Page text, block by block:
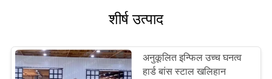
शीर्ष उत्पाद
अनुकूलित इन्फिल उच्च घनत्व
हार्ड बांस स्टाल खलिहान